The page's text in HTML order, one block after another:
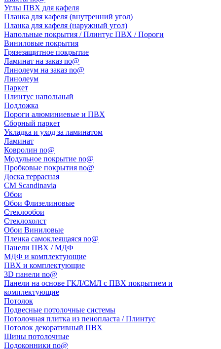
Углы ПВХ для кафеля
Планка для кафеля (внутренний угол)
Планка для кафеля (наружный угол)
Напольные покрытия / Плинтус ПВХ / Пороги
Виниловые покрытия
Грязезащитное покрытие
Ламинат на заказ no@
Линолеум на заказ no@
Линолеум
Паркет
Плинтус напольный
Подложка
Пороги алюминиевые и ПВХ
Сборный паркет
Укладка и уход за ламинатом
Ламинат
Ковролин no@
Модульное покрытие no@
Пробковые покрытия no@
Доска террасная
CM Scandinavia
Обои
Обои Флизелиновые
Стеклообои
Стеклохолст
Обои Виниловые
Пленка самоклеящаяся no@
Панели ПВХ / МДФ
МДФ и комплектующие
ПВХ и комплектующие
3D панели no@
Панели на основе ГКЛ/СМЛ с ПВХ покрытием и
комплектующие
Потолок
Подвесные потолочные системы
Потолочная плитка из пенопласта / Плинтус
Потолок декоративный ПВХ
Шины потолочные
Подоконники no@